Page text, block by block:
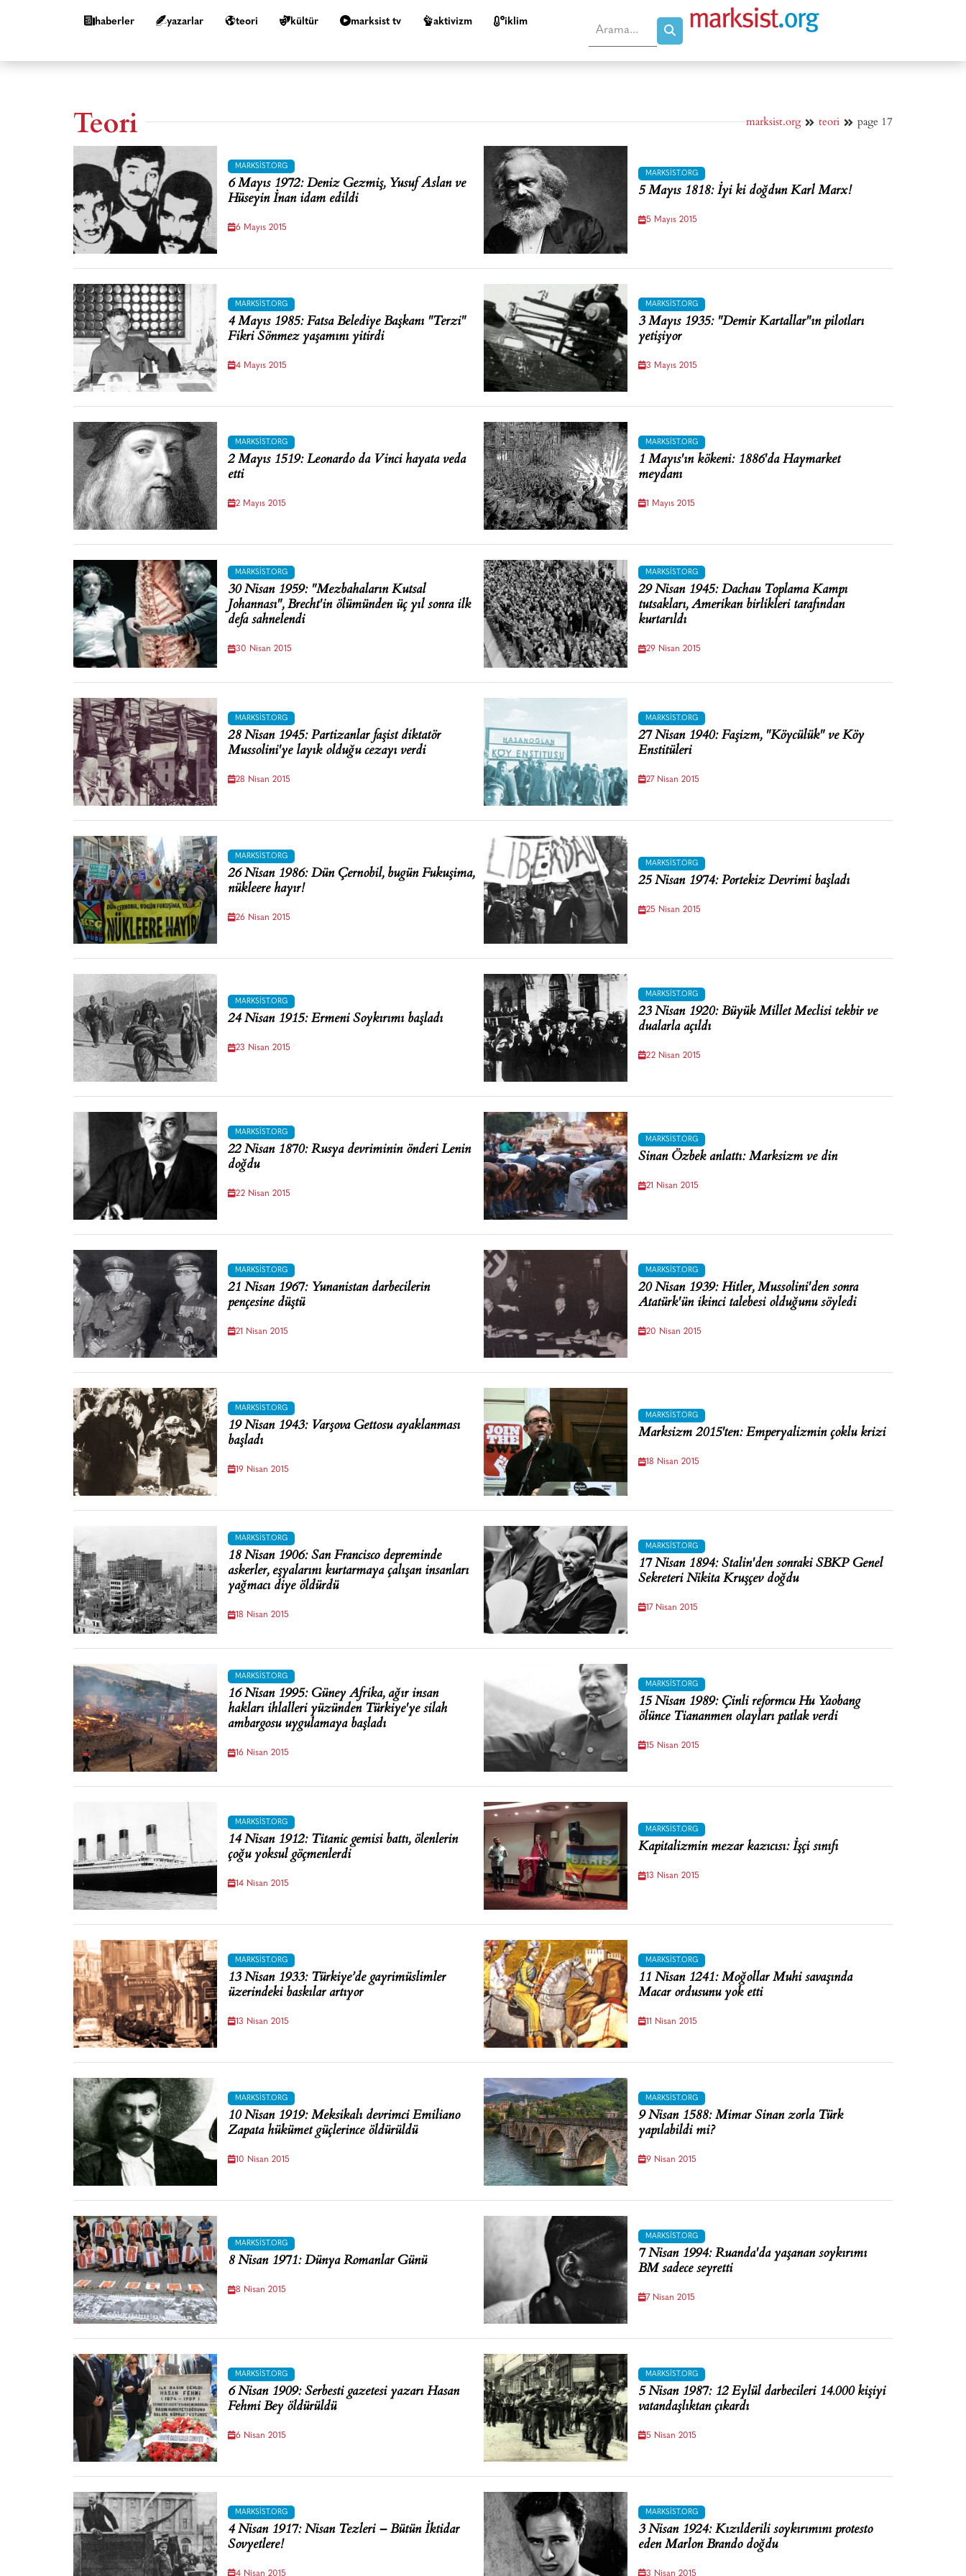
haberler yazarlar teori kültür marksist tv aktivizm i̇klim
Teori marksist.org teori page 17
MARKSIST.ORG
6 Mayıs 1972: Deniz Gezmiş, Yusuf Aslan ve
Hüseyin İnan idam edildi
6 Mayıs 2015
MARKSIST.ORG
5 Mayıs 1818: İyi ki doğdun Karl Marx!
5 Mayıs 2015
MARKSIST.ORG
4 Mayıs 1985: Fatsa Belediye Başkanı "Terzi"
Fikri Sönmez yaşamını yitirdi
4 Mayıs 2015
MARKSIST.ORG
3 Mayıs 1935: "Demir Kartallar"ın pilotları
yetişiyor
3 Mayıs 2015
MARKSIST.ORG
2 Mayıs 1519: Leonardo da Vinci hayata veda
etti
2 Mayıs 2015
MARKSIST.ORG
1 Mayıs'ın kökeni: 1886'da Haymarket
meydanı
1 Mayıs 2015
MARKSIST.ORG
30 Nisan 1959: "Mezbahaların Kutsal
Johannası", Brecht'in ölümünden üç yıl sonra ilk
defa sahnelendi
30 Nisan 2015
MARKSIST.ORG
29 Nisan 1945: Dachau Toplama Kampı
tutsakları, Amerikan birlikleri tarafından
kurtarıldı
29 Nisan 2015
MARKSIST.ORG
28 Nisan 1945: Partizanlar faşist diktatör
Mussolini'ye layık olduğu cezayı verdi
28 Nisan 2015
MARKSIST.ORG
27 Nisan 1940: Faşizm, "Köycülük" ve Köy
Enstitüleri
27 Nisan 2015
MARKSIST.ORG
26 Nisan 1986: Dün Çernobil, bugün Fukuşima,
nükleere hayır!
26 Nisan 2015
MARKSIST.ORG
25 Nisan 1974: Portekiz Devrimi başladı
25 Nisan 2015
MARKSIST.ORG
24 Nisan 1915: Ermeni Soykırımı başladı
23 Nisan 2015
MARKSIST.ORG
23 Nisan 1920: Büyük Millet Meclisi tekbir ve
dualarla açıldı
22 Nisan 2015
MARKSIST.ORG
22 Nisan 1870: Rusya devriminin önderi Lenin
doğdu
22 Nisan 2015
MARKSIST.ORG
Sinan Özbek anlattı: Marksizm ve din
21 Nisan 2015
MARKSIST.ORG
21 Nisan 1967: Yunanistan darbecilerin
pençesine düştü
21 Nisan 2015
MARKSIST.ORG
20 Nisan 1939: Hitler, Mussolini'den sonra
Atatürk'ün ikinci talebesi olduğunu söyledi
20 Nisan 2015
MARKSIST.ORG
19 Nisan 1943: Varşova Gettosu ayaklanması
başladı
19 Nisan 2015
MARKSIST.ORG
Marksizm 2015'ten: Emperyalizmin çoklu krizi
18 Nisan 2015
MARKSIST.ORG
18 Nisan 1906: San Francisco depreminde
askerler, eşyalarını kurtarmaya çalışan insanları
yağmacı diye öldürdü
18 Nisan 2015
MARKSIST.ORG
17 Nisan 1894: Stalin'den sonraki SBKP Genel
Sekreteri Nikita Kruşçev doğdu
17 Nisan 2015
MARKSIST.ORG
16 Nisan 1995: Güney Afrika, ağır insan
hakları ihlalleri yüzünden Türkiye'ye silah
ambargosu uygulamaya başladı
16 Nisan 2015
MARKSIST.ORG
15 Nisan 1989: Çinli reformcu Hu Yaobang
ölünce Tiananmen olayları patlak verdi
15 Nisan 2015
MARKSIST.ORG
14 Nisan 1912: Titanic gemisi battı, ölenlerin
çoğu yoksul göçmenlerdi
14 Nisan 2015
MARKSIST.ORG
Kapitalizmin mezar kazıcısı: İşçi sınıfı
13 Nisan 2015
MARKSIST.ORG
13 Nisan 1933: Türkiye’de gayrimüslimler
üzerindeki baskılar artıyor
13 Nisan 2015
MARKSIST.ORG
11 Nisan 1241: Moğollar Muhi savaşında
Macar ordusunu yok etti
11 Nisan 2015
MARKSIST.ORG
10 Nisan 1919: Meksikalı devrimci Emiliano
Zapata hükümet güçlerince öldürüldü
10 Nisan 2015
MARKSIST.ORG
9 Nisan 1588: Mimar Sinan zorla Türk
yapılabildi mi?
9 Nisan 2015
MARKSIST.ORG
8 Nisan 1971: Dünya Romanlar Günü
8 Nisan 2015
MARKSIST.ORG
7 Nisan 1994: Ruanda'da yaşanan soykırımı
BM sadece seyretti
7 Nisan 2015
MARKSIST.ORG
6 Nisan 1909: Serbesti gazetesi yazarı Hasan
Fehmi Bey öldürüldü
6 Nisan 2015
MARKSIST.ORG
5 Nisan 1987: 12 Eylül darbecileri 14.000 kişiyi
vatandaşlıktan çıkardı
5 Nisan 2015
MARKSIST.ORG
4 Nisan 1917: Nisan Tezleri – Bütün İktidar
Sovyetlere!
4 Nisan 2015
MARKSIST.ORG
3 Nisan 1924: Kızılderili soykırımını protesto
eden Marlon Brando doğdu
3 Nisan 2015